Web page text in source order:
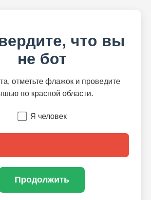
что вы
не бот
отметьте флажок и проведите
по красной области.
Я человек
Продолжить